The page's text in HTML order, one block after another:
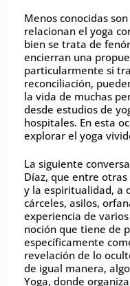
Menos conocidas
relacionan el yoga
bien se trata de
encierran una
particularmente si
reconciliación,
la vida de muchas
desde estudios de
hospitales. En esta
explorar el yoga
La siguiente
Díaz, que entre otras
y la espiritualidad, a
cárceles, asilos,
experiencia de
noción que tiene de
específicamente
revelación de lo
de igual manera,
Yoga, donde